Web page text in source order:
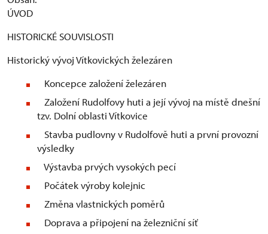
ÚVOD
HISTORICKÉ SOUVISLOSTI
Historický vývoj Vítkovických železáren
Koncepce založení železáren
Založení Rudolfovy huti a její vývoj na místě dnešní
tzv. Dolní oblasti Vítkovice
Stavba pudlovny v Rudolfově huti a první provozní
výsledky
Výstavba prvých vysokých pecí
Počátek výroby kolejnic
Změna vlastnických poměrů
Doprava a připojení na železniční síť